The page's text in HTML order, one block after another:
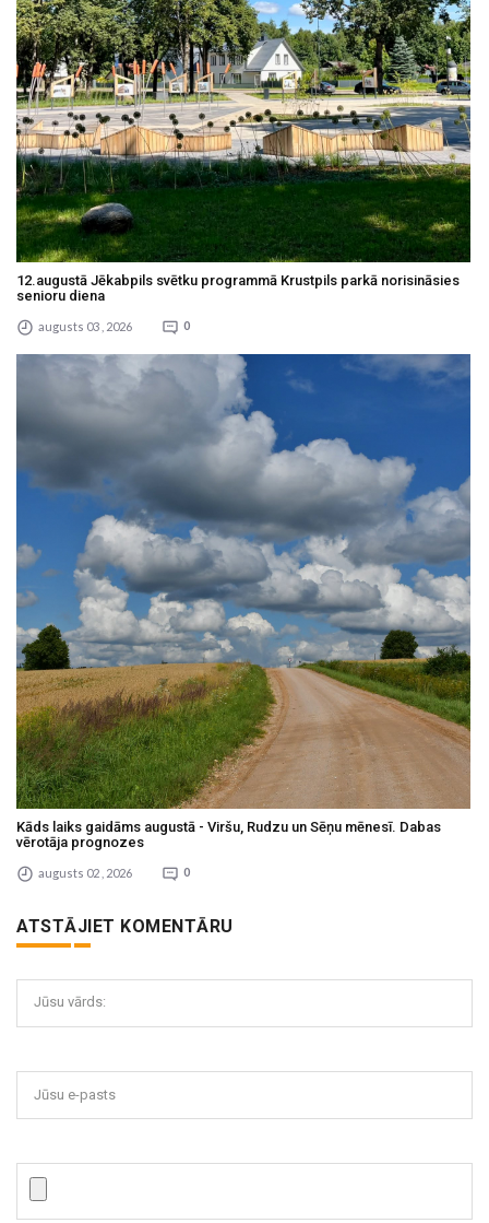
12.augustā Jēkabpils svētku programmā Krustpils parkā norisināsies
senioru diena
augusts 03 , 2026 0
Kāds laiks gaidāms augustā - Viršu, Rudzu un Sēņu mēnesī. Dabas
vērotāja prognozes
augusts 02 , 2026 0
ATSTĀJIET KOMENTĀRU
Jūsu vārds:
Jūsu e-pasts